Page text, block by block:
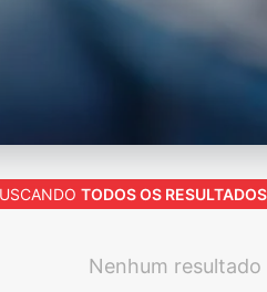
TODOS OS RESULTADOS
Nenhum